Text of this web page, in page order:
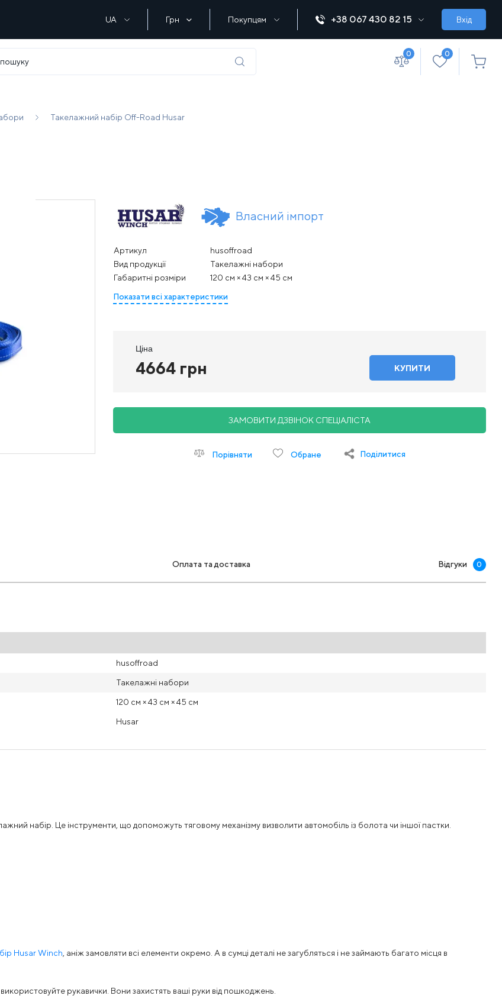
UA Грн Покупцям +38 067 430 82 15 Вхід
0 0
Такелажний набір Off-Road Husar
Власний імпорт
Артикул
husoffroad
Вид продукції
Такелажні набори
Габаритні розміри
120 см × 43 см × 45 см
Показати всі характеристики
Ціна
4664 грн
ЗАМОВИТИ ДЗВІНОК СПЕЦІАЛІСТА
Порівняти Обране Поділитися
Оплата та доставка Відгуки 0
husoffroad
Такелажні набори
120 см × 43 см × 45 см
Husar
набір. Це інструменти, що допоможуть тяговому механізму визволити автомобіль із болота чи іншої пастки.
Husar Winch , аніж замовляти всі елементи окремо. А в сумці деталі не загубляться і не займають багато місця в
рукавички. Вони захистять ваші руки від пошкоджень.